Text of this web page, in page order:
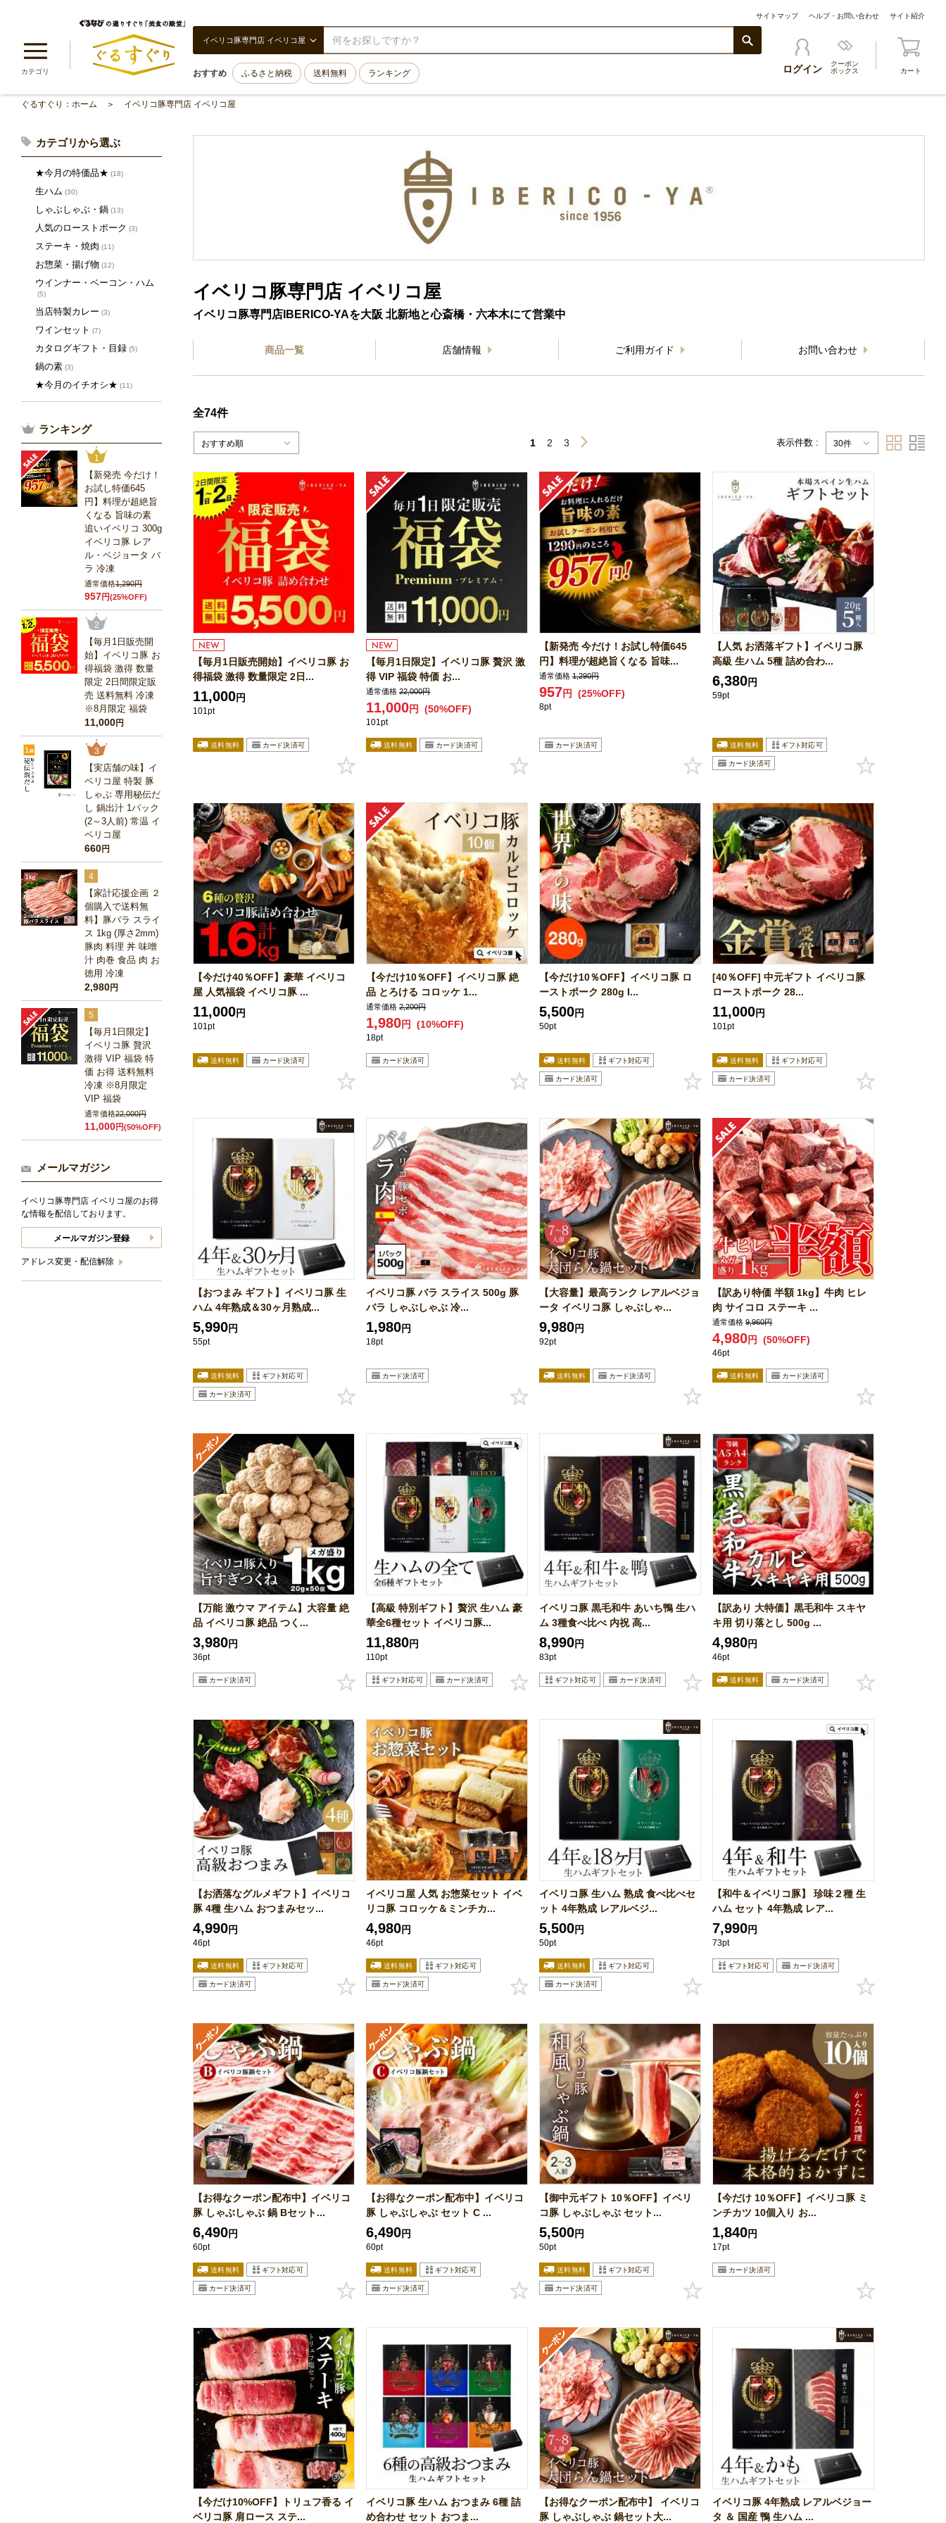
サイトマップ ヘルプ・お問い合わせ サイト紹介
カテゴリ
イベリコ豚専門店 イベリコ屋
おすすめ ふるさと納税 送料無料 ランキング ログイン
クーポン
ボックス
カート
ぐるすぐり：ホーム イベリコ豚専門店 イベリコ屋
イベリコ豚専門店 イベリコ屋
イベリコ豚専門店IBERICO-YAを大阪 北新地と心斎橋・六本木にて営業中
商品一覧 店舗情報 ご利用ガイド お問い合わせ
全74件
表示件数 : 30件
おすすめ順 1 2 3
【毎月1日販売開始】イベリコ豚 お
得福袋 激得 数量限定 2日...
11,000円
101pt
【毎月1日限定】イベリコ豚 贅沢 激
得 VIP 福袋 特価 お...
通常価格 22,000円
11,000円 (50%OFF)
101pt
【新発売 今だけ！お試し特価645
円】料理が超絶旨くなる 旨味...
通常価格 1,290円
957円 (25%OFF)
8pt
【人気 お洒落ギフト】イベリコ豚
高級 生ハム 5種 詰め合わ...
6,380円
59pt
【今だけ40％OFF】豪華 イベリコ
屋 人気福袋 イベリコ豚 ...
11,000円
101pt
【今だけ10％OFF】イベリコ豚 絶
品 とろける コロッケ 1...
通常価格 2,200円
1,980円 (10%OFF)
18pt
【今だけ10％OFF】イベリコ豚 ロ
ーストポーク 280g I...
5,500円
50pt
[40％OFF] 中元ギフト イベリコ豚
ローストポーク 28...
11,000円
101pt
【おつまみ ギフト】イベリコ豚 生
ハム 4年熟成＆30ヶ月熟成...
5,990円
55pt
イベリコ豚 バラ スライス 500g 豚
バラ しゃぶしゃぶ 冷...
1,980円
18pt
【大容量】最高ランク レアルベジョ
ータ イベリコ豚 しゃぶしゃ...
9,980円
92pt
【訳あり特価 半額 1kg】牛肉 ヒレ
肉 サイコロ ステーキ ...
通常価格 9,960円
4,980円 (50%OFF)
46pt
【万能 激ウマ アイテム】大容量 絶
品 イベリコ豚 絶品 つく...
3,980円
36pt
【高級 特別ギフト】贅沢 生ハム 豪
華全6種セット イベリコ豚...
11,880円
110pt
イベリコ豚 黒毛和牛 あいち鴨 生ハ
ム 3種食べ比べ 内祝 高...
8,990円
83pt
【訳あり 大特価】黒毛和牛 スキヤ
キ用 切り落とし 500g ...
4,980円
46pt
【お洒落なグルメギフト】イベリコ
豚 4種 生ハム おつまみセッ...
4,990円
46pt
イベリコ屋 人気 お惣菜セット イベ
リコ豚 コロッケ＆ミンチカ...
4,980円
46pt
イベリコ豚 生ハム 熟成 食べ比べセ
ット 4年熟成 レアルベジ...
5,500円
50pt
【和牛＆イベリコ豚】 珍味２種 生
ハム セット 4年熟成 レア...
7,990円
73pt
【お得なクーポン配布中】イベリコ
豚 しゃぶしゃぶ 鍋 Bセット...
6,490円
60pt
【お得なクーポン配布中】イベリコ
豚 しゃぶしゃぶ セット C ...
6,490円
60pt
【御中元ギフト 10％OFF】イベリ
コ豚 しゃぶしゃぶ セット...
5,500円
50pt
【今だけ 10％OFF】イベリコ豚 ミ
ンチカツ 10個入り お...
1,840円
17pt
【今だけ10%OFF】トリュフ香る イ
ベリコ豚 肩ロース ステ...
イベリコ豚 生ハム おつまみ 6種 詰
め合わせ セット おつま...
【お得なクーポン配布中】 イベリコ
豚 しゃぶしゃぶ 鍋セット大...
イベリコ豚 4年熟成 レアルベジョー
タ ＆ 国産 鴨 生ハム ...
カテゴリから選ぶ
★今月の特価品★ (18)
生ハム (30)
しゃぶしゃぶ・鍋 (13)
人気のローストポーク (3)
ステーキ・焼肉 (11)
お惣菜・揚げ物 (12)
ウインナー・ベーコン・ハム
(5)
当店特製カレー (3)
ワインセット (7)
カタログギフト・目録 (5)
鍋の素 (3)
★今月のイチオシ★ (11)
ランキング
1
【新発売 今だけ！
お試し特価645
円】料理が超絶旨
くなる 旨味の素
追いイベリコ 300g
イベリコ豚 レア
ル・ベジョータ バ
ラ 冷凍
通常価格1,290円
957円(25%OFF)
2
【毎月1日販売開
始】イベリコ豚 お
得福袋 激得 数量
限定 2日間限定販
売 送料無料 冷凍
※8月限定 福袋
11,000円
3
【実店舗の味】イ
ベリコ屋 特製 豚
しゃぶ 専用秘伝だ
し 鍋出汁 1パック
(2～3人前) 常温 イ
ベリコ屋
660円
4
【家計応援企画 ２
個購入で送料無
料】豚バラ スライ
ス 1kg (厚さ2mm)
豚肉 料理 丼 味噌
汁 肉巻 食品 肉 お
徳用 冷凍
2,980円
5
【毎月1日限定】
イベリコ豚 贅沢
激得 VIP 福袋 特
価 お得 送料無料
冷凍 ※8月限定
VIP 福袋
通常価格22,000円
11,000円(50%OFF)
メールマガジン
イベリコ豚専門店 イベリコ屋のお得
な情報を配信しております。
メールマガジン登録
アドレス変更・配信解除